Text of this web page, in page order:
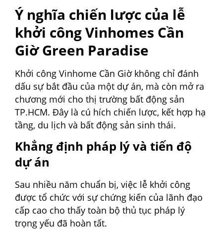
Ý nghĩa chiến lược của lễ
khởi công Vinhomes Cần
Giờ Green Paradise
Khởi công Vinhome Cần Giờ không chỉ đánh
dấu sự bắt đầu của một dự án, mà còn mở ra
chương mới cho thị trường bất động sản
TP.HCM. Đây là cú hích chiến lược, kết hợp hạ
tầng, du lịch và bất động sản sinh thái.
Khẳng định pháp lý và tiến độ
dự án
Sau nhiều năm chuẩn bị, việc lễ khởi công
được tổ chức với sự chứng kiến của lãnh đạo
cấp cao cho thấy toàn bộ thủ tục pháp lý
trọng yếu đã hoàn tất.